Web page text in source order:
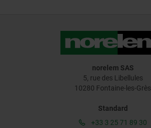
norelem SAS
5, rue des Libellules
10280 Fontaine-les-Grès
Standard
+33 3 25 71 89 30